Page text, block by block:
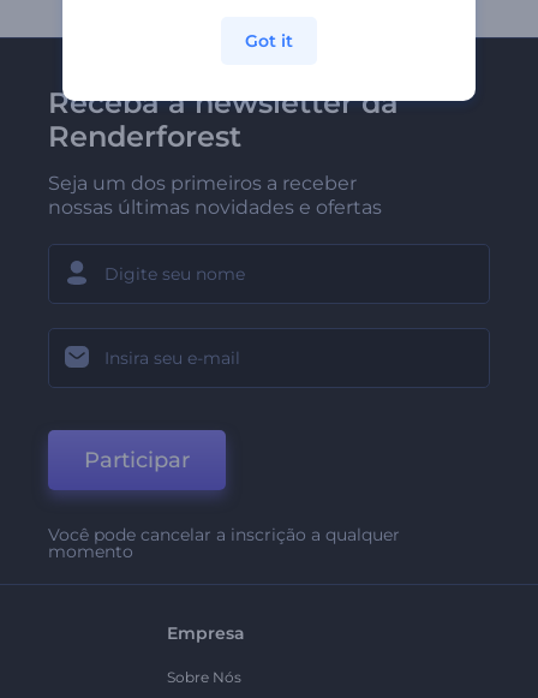
Receba a newsletter da
Renderforest
Seja um dos primeiros a receber
nossas últimas novidades e ofertas
Participar
Você pode cancelar a inscrição a qualquer
momento
Empresa
Sobre Nós
Got it